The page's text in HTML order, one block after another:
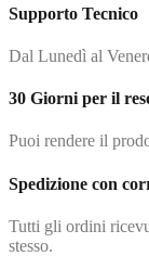
Supporto Tecnico
Dal Lunedì al
30 Giorni per il
Puoi rendere il
Spedizione con
Tutti gli ordini
stesso.